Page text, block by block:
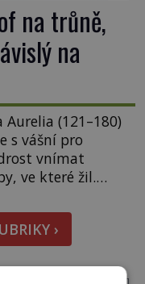
na trůně,
na
(121–180)
s vášní pro
vnímat
ve které žil.
byl jen životem
Marcus Aurelius
[…]
›